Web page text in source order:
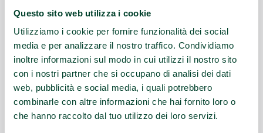
Questo sito web utilizza i cookie
Utilizziamo i cookie per fornire funzionalità dei social
media e per analizzare il nostro traffico. Condividiamo
inoltre informazioni sul modo in cui utilizzi il nostro sito
con i nostri partner che si occupano di analisi dei dati
web, pubblicità e social media, i quali potrebbero
combinarle con altre informazioni che hai fornito loro o
che hanno raccolto dal tuo utilizzo dei loro servizi.
promuovono la salute